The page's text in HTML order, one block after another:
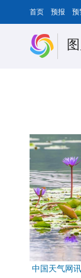
首页 预报 预
中国天气网